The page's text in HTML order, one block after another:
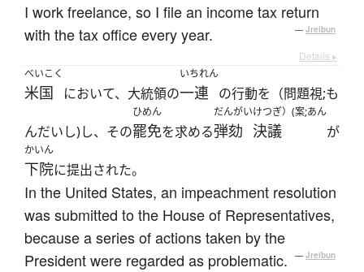
I work freelance, so I file an income tax return
with the tax office every year.
— Jreibun
Details ▸
べいこく
米国 において、大統領の
いちれん
一連 の行動を（問題視;も
んだいし)し、その
ひめん
罷免を求める
だんがい
弾劾
けつぎ）(案;あん
決議 が
かいん
下院に提出された。
In the United States, an impeachment resolution
was submitted to the House of Representatives,
because a series of actions taken by the
President were regarded as problematic.
— Jreibun